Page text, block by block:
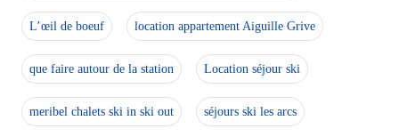
Situation sur le plan C9
ANIMAUX REFUSES
EN HIVER LE LINGE DE LIT EST COMPRIS DANS LA
L’œil de boeuf location appartement Aiguille Grive
que faire autour de la station Location séjour ski
meribel chalets ski in ski out séjours ski les arcs